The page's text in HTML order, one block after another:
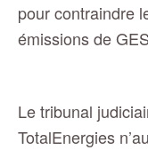
pour contraindre
émissions de
Le tribunal
TotalEnergies